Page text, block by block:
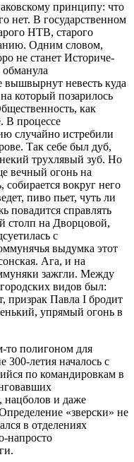
принципу: что
нет. В государственном
НТВ, старого
Одним словом,
не станет Историче-
вышвырнут невесть куда
который позарилось
как
В процессе
случайно истребили
Так себе был дуб,
трухлявый зуб. Но
вечный огонь на
вокруг него
пиво пьет, чуть ли
повадится справлять
столп на Дворцовой,
с
выдумка этот
Ага, и на
зажгли. Между
видов был:
призрак Павла I бродит
упрямый огонь в
то полигоном для
300-летия началось с
по командировкам в
нацболов и даже
«зверски» не
в отделениях
напросто